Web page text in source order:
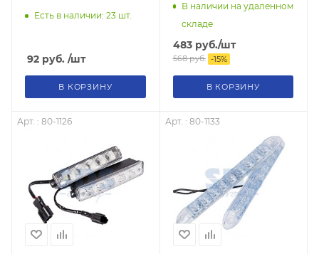
Есть в наличии: 23 шт.
92 руб. /шт
В КОРЗИНУ
В наличии на удаленном
складе
483руб./шт
568руб. -15%
В КОРЗИНУ
Арт. : 80-1126 Арт. : 80-1133